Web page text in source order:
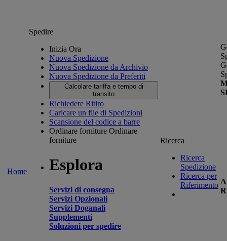
Home
Spedire
Inizia Ora
Nuova Spedizione
Nuova Spedizione da Archivio
Nuova Spedizione da Preferiti
Calcolare tariffa e tempo di
transito
Richiedere Ritiro
Caricare un file di Spedizioni
Scansione del codice a barre
Ordinare forniture Ordinare
forniture
Esplora
Servizi di consegna
Servizi Opzionali
Servizi Doganali
Supplementi
Soluzioni per spedire
Ricerca
Ricerca
Spedizione
Ricerca per
Riferimento